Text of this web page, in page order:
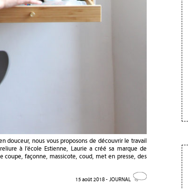
douceur, nous vous proposons de découvrir le travail
à l’école Estienne, Laurie a créé sa marque de
coupe, façonne, massicote, coud, met en presse, des
15 août 2018 - JOURNAL